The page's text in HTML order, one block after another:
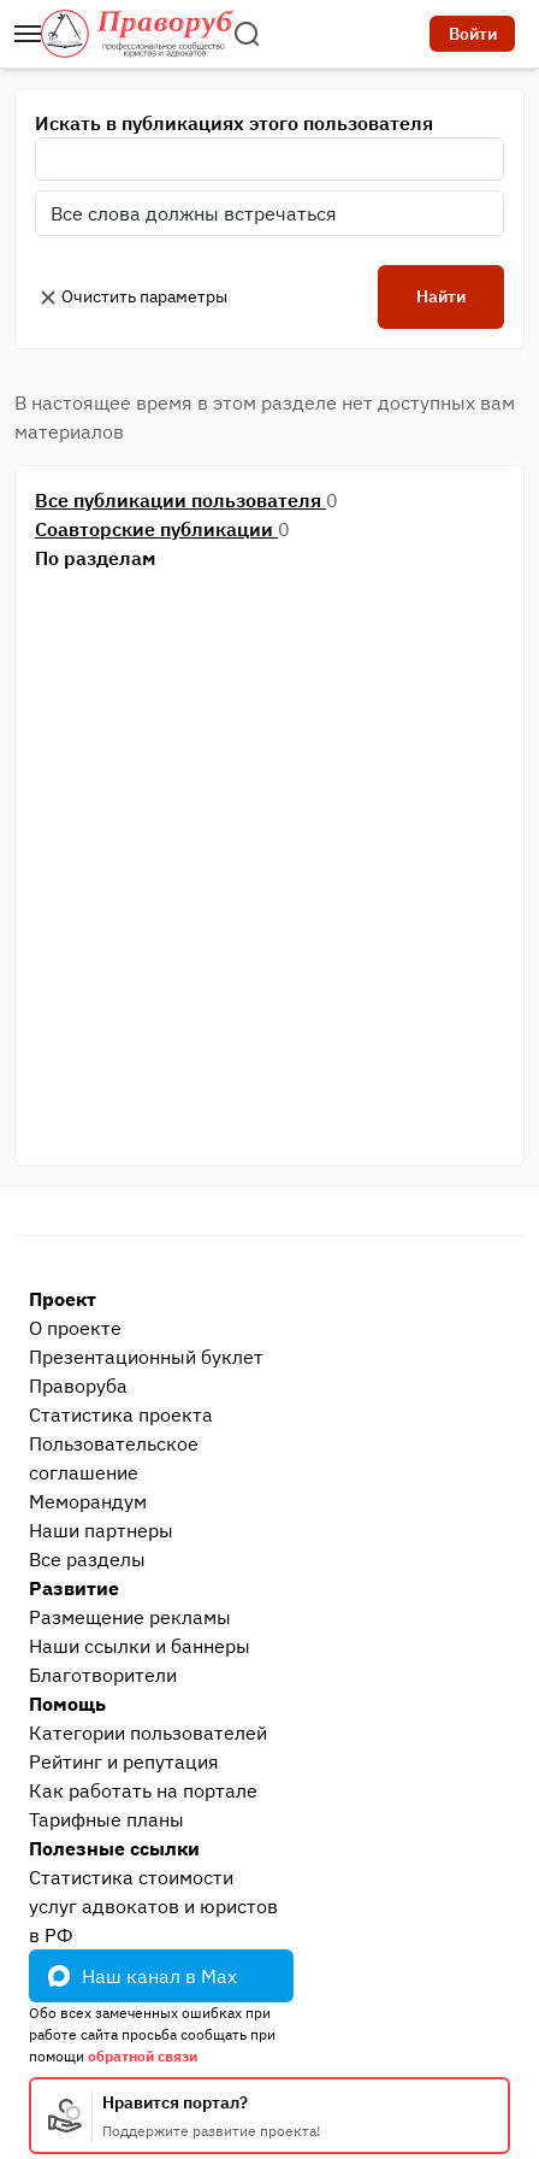
Войти
Искать в публикациях этого пользователя
Очистить параметры Найти
В настоящее время в этом разделе нет доступных вам
материалов
Все публикации пользователя 0
Соавторские публикации 0
По разделам
Проект
О проекте
Презентационный букл​ет
Праворуба
Статистика проекта
Пользовательское
соглашение
Меморандум
Наши партнеры
Все разделы
Развитие
Размещение рекламы
Наши ссылки и баннеры
Благотворители
Помощь
Категории пользователей
Рейтинг и репутация
Как работать на портале
Тарифные планы
Полезные ссылки
Статистика стоимости
услуг адвокатов и юристов
в РФ
Наш канал в Max
Обо всех замеченных ошибках при
работе сайта просьба сообщать при
помощи обратной связи
Нравится портал?
Поддержите развитие проекта!